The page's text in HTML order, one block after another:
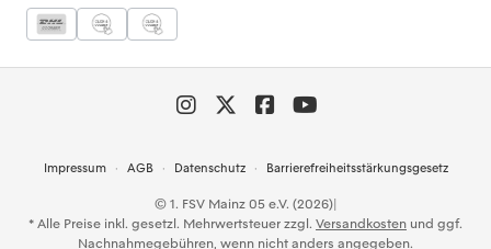
Impressum AGB Datenschutz Barrierefreiheitsstärkungsgesetz
© 1. FSV Mainz 05 e.V. (2026)|
* Alle Preise inkl. gesetzl. Mehrwertsteuer zzgl. Versandkosten und ggf.
Nachnahmegebühren, wenn nicht anders angegeben.